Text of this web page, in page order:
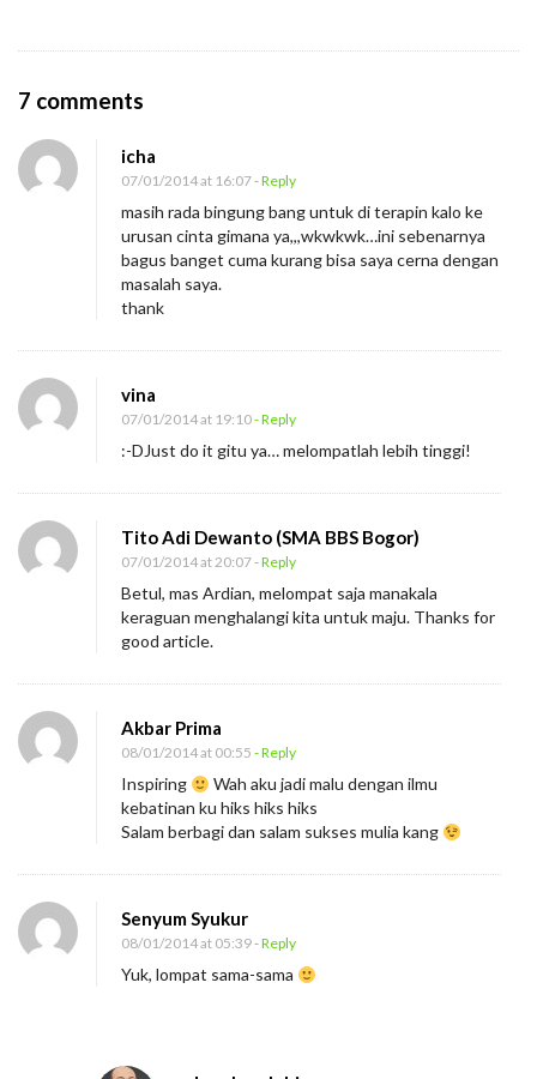
7 comments
T
k
u
t
e
l
a
n
g
a
h
,
M
e
o
m
p
a
t
a
j
a
icha
07/01/2014 at 16:07- Reply
masih rada bingung bang untuk di terapin kalo ke
urusan cinta gimana ya,,,wkwkwk…ini sebenarnya
bagus banget cuma kurang bisa saya cerna dengan
masalah saya.
thank
vina
07/01/2014 at 19:10- Reply
:-DJust do it gitu ya… melompatlah lebih tinggi!
Tito Adi Dewanto (SMA BBS Bogor)
07/01/2014 at 20:07- Reply
Betul, mas Ardian, melompat saja manakala
keraguan menghalangi kita untuk maju. Thanks for
good article.
Akbar Prima
08/01/2014 at 00:55 - Reply
Inspiring
Wah aku jadi malu dengan ilmu
kebatinan ku hiks hiks hiks
Salam berbagi dan salam sukses mulia kang
Senyum Syukur
08/01/2014 at 05:39- Reply
Yuk, lompat sama-sama